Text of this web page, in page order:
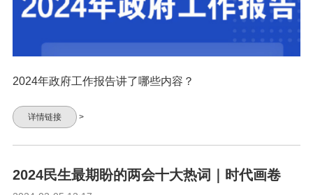
2024年政府工作报告讲了哪些内容？
详情链接 >
2024民生最期盼的两会十大热词｜时代画卷